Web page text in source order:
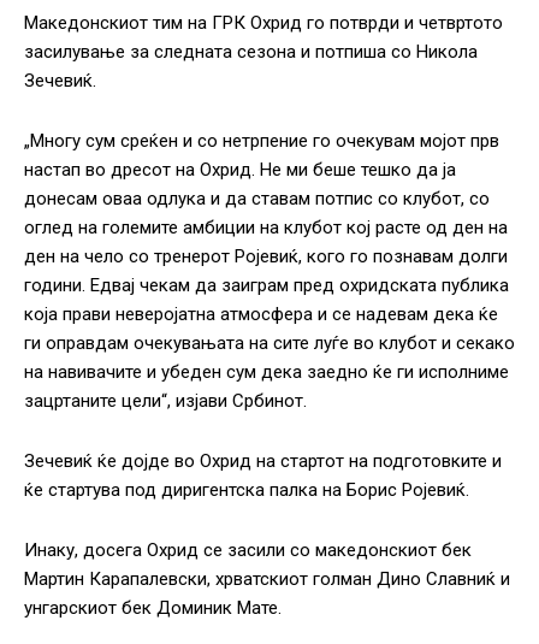
Македонскиот тим на ГРК Охрид го потврди и четвртото
засилување за следната сезона и потпиша со Никола
Зечевиќ.
„Многу сум среќен и со нетрпение го очекувам мојот прв
настап во дресот на Охрид. Не ми беше тешко да ја
донесам оваа одлука и да ставам потпис со клубот, со
оглед на големите амбиции на клубот кој расте од ден на
ден на чело со тренерот Ројевиќ, кого го познавам долги
години. Едвај чекам да заиграм пред охридската публика
која прави неверојатна атмосфера и се надевам дека ќе
ги оправдам очекувањата на сите луѓе во клубот и секако
на навивачите и убеден сум дека заедно ќе ги исполниме
зацртаните цели“, изјави Србинот.
Зечевиќ ќе дојде во Охрид на стартот на подготовките и
ќе стартува под диригентска палка на Борис Ројевиќ.
Инаку, досега Охрид се засили со македонскиот бек
Мартин Карапалевски, хрватскиот голман Дино Славниќ и
унгарскиот бек Доминик Мате.